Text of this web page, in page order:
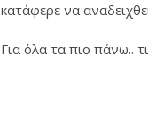
κατάφερε να
Για όλα τα πιο πάνω..